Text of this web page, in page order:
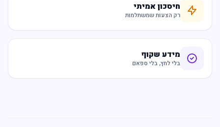
חיסכון אמיתי
רק הצעות שמשתלמות
מידע שקוף
בלי לחץ, בלי ספאם